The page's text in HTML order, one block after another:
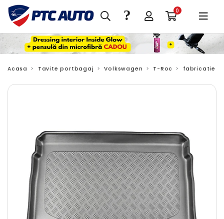
0
?
Acasa Tavite portbagaj Volkswagen T-Roc fabricatie